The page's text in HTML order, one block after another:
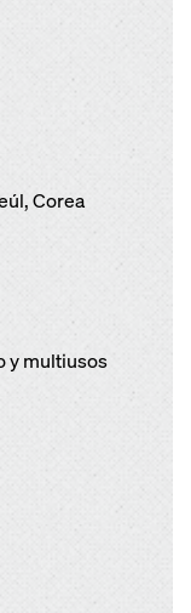
Corea
y multiusos